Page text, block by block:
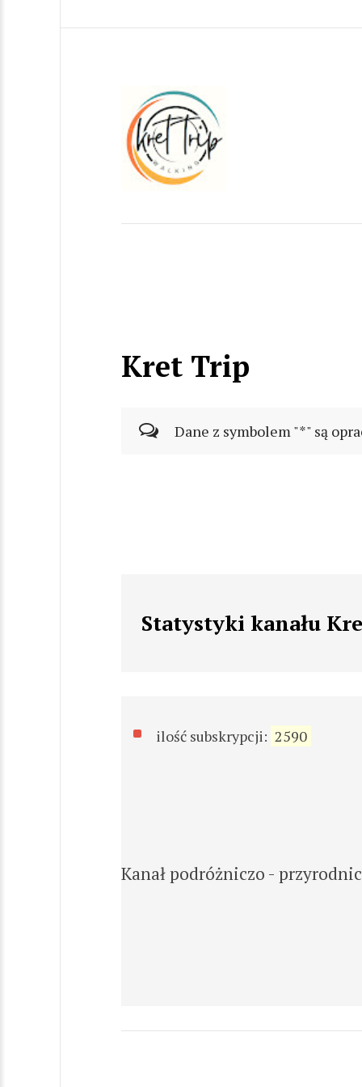
Kret Trip
Dane z symbolem "*" są
Statystyki kanału
ilość subskrypcji: 2590
Kanał podróżniczo -